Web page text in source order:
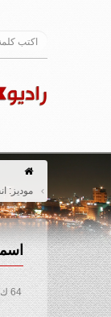
موديز:
64 ك ب/ث